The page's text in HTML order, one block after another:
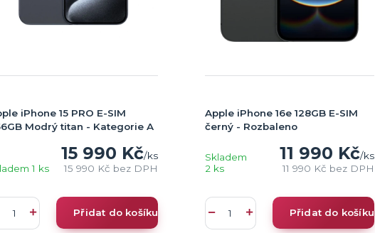
iPhone 15 PRO E-SIM
Modrý titan - Kategorie A
15 990 Kč/ks
15 990 Kč bez DPH
1 ks
Přidat do košíku
Apple iPhone 16e 128GB E-SIM
černý - Rozbaleno
11 990 Kč/ks
11 990 Kč bez DPH
Skladem
2 ks
Přidat do košíku